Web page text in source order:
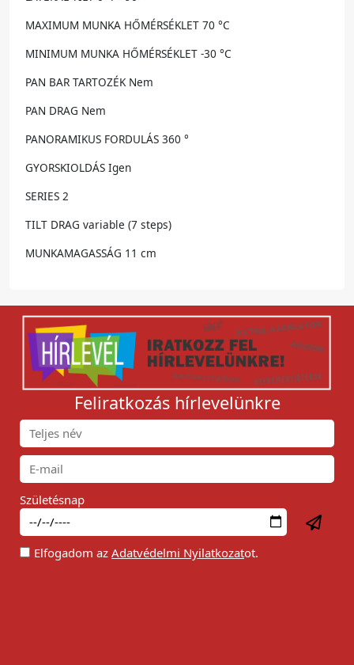
MAXIMUM MUNKA HŐMÉRSÉKLET 70 °C
MINIMUM MUNKA HŐMÉRSÉKLET -30 °C
PAN BAR TARTOZÉK Nem
PAN DRAG Nem
PANORAMIKUS FORDULÁS 360 °
GYORSKIOLDÁS Igen
SERIES 2
TILT DRAG variable (7 steps)
MUNKAMAGASSÁG 11 cm
Feliratkozás hírlevelünkre
Születésnap
Elfogadom az Adatvédelmi Nyilatkozatot.